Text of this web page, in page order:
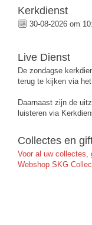
Kerkdienst
30-08-2026 om
Live Dienst
De zondagse
terug te kijken via het
Daarnaast zijn de
luisteren via
Collectes en
Voor al uw
Webshop SKG